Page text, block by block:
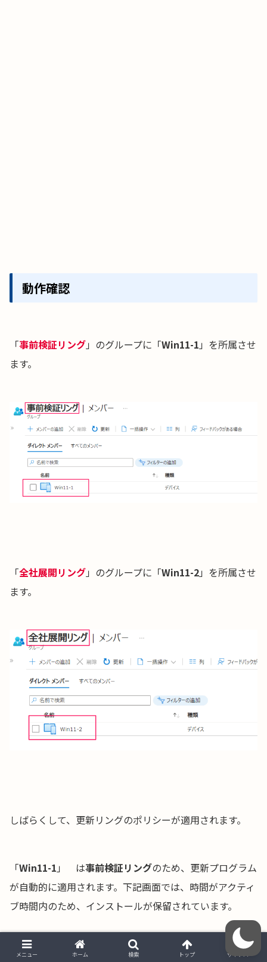
動作確認
「事前検証リング」のグループに「Win11-1 」を所属させ
ます。
「全社展開リング」のグループに「Win11-2」を所属させ
ます。
しばらくして、更新リングのポリシーが適用されます。
「Win11-1 」 は事前検証リングのため、更新プログラム
が自動的に適用されます。下記画面では、時間がアクティ
ブ時間内のため、インストールが保留されています。
メニュー ホーム 検索 トップ サイドバー